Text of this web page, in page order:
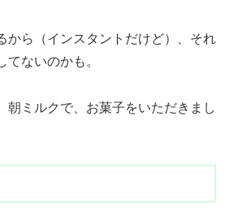
から（インスタントだけど）、それ
てないのかも。
朝ミルクで、お菓子をいただきまし